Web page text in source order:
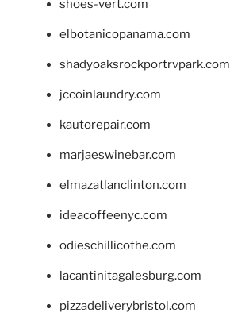
shoes-vert.com
elbotanicopanama.com
shadyoaksrockportrvpark.com
jccoinlaundry.com
kautorepair.com
marjaeswinebar.com
elmazatlanclinton.com
ideacoffeenyc.com
odieschillicothe.com
lacantinitagalesburg.com
pizzadeliverybristol.com